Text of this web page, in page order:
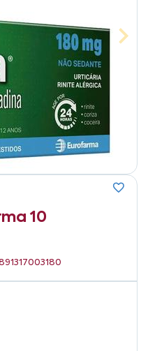
10